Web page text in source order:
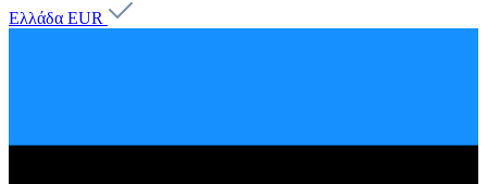
Ελλάδα EUR